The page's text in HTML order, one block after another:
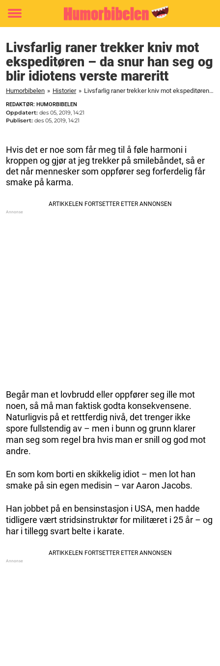
Toggle
Livsfarlig raner trekker kniv mot
ekspeditøren – da snur han seg og
blir idiotens verste mareritt
Humorbibelen » Historier » Livsfarlig raner trekker kniv mot ekspeditøren – da snur han seg og blir idiotens verste mareritt
REDAKTØR: HUMORBIBELEN
Oppdatert: des 05, 2019, 14:21
Publisert: des 05, 2019, 14:21
Hvis det er noe som får meg til å føle harmoni i
kroppen og gjør at jeg trekker på smilebåndet, så er
det når mennesker som oppfører seg forferdelig får
smake på karma.
Begår man et lovbrudd eller oppfører seg ille mot
noen, så må man faktisk godta konsekvensene.
Naturligvis på et rettferdig nivå, det trenger ikke
spore fullstendig av – men i bunn og grunn klarer
man seg som regel bra hvis man er snill og god mot
andre.
En som kom borti en skikkelig idiot – men lot han
smake på sin egen medisin – var Aaron Jacobs.
Han jobbet på en bensinstasjon i USA, men hadde
tidligere vært stridsinstruktør for militæret i 25 år – og
har i tillegg svart belte i karate.